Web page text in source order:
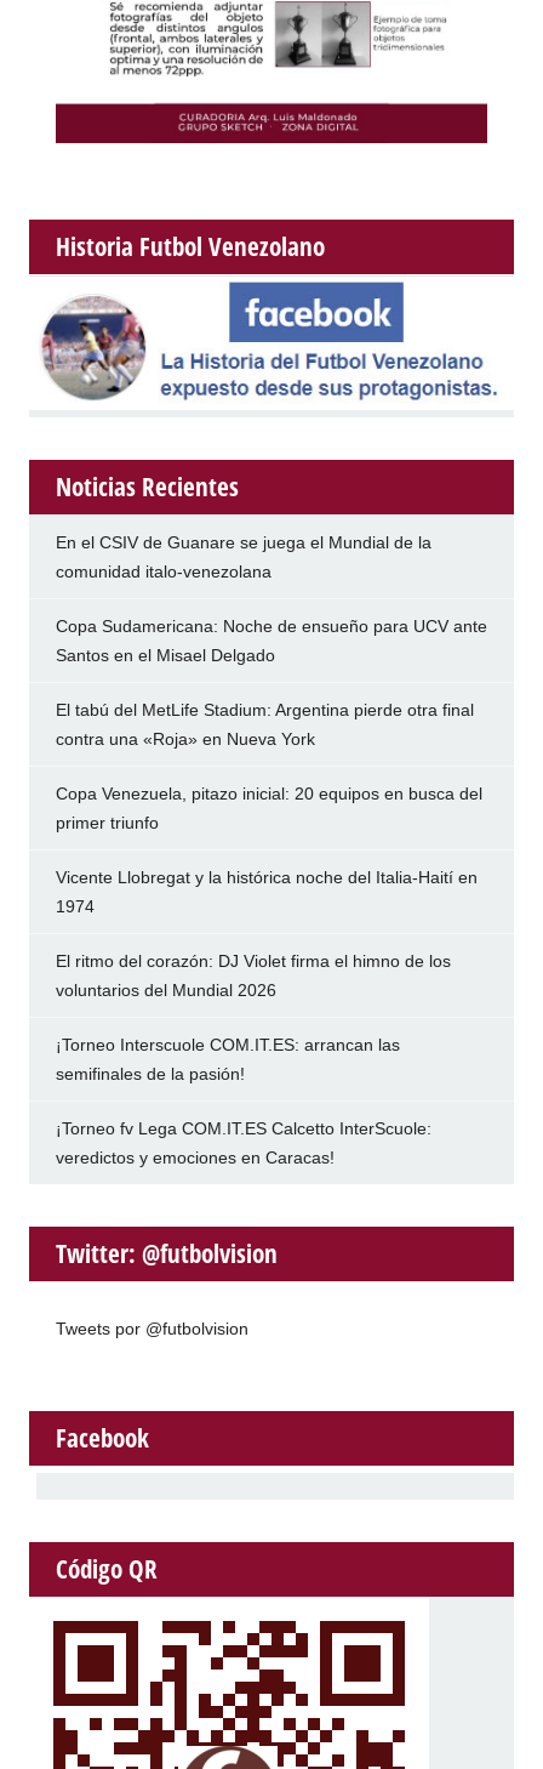
Historia Futbol Venezolano
Noticias Recientes
En el CSIV de Guanare se juega el Mundial de la
comunidad italo-venezolana
Copa Sudamericana: Noche de ensueño para UCV ante
Santos en el Misael Delgado
El tabú del MetLife Stadium: Argentina pierde otra final
contra una «Roja» en Nueva York
Copa Venezuela, pitazo inicial: 20 equipos en busca del
primer triunfo
Vicente Llobregat y la histórica noche del Italia-Haití en
1974
El ritmo del corazón: DJ Violet firma el himno de los
voluntarios del Mundial 2026
¡Torneo Interscuole COM.IT.ES: arrancan las
semifinales de la pasión!
¡Torneo fv Lega COM.IT.ES Calcetto InterScuole:
veredictos y emociones en Caracas!
Twitter: @futbolvision
Tweets por @futbolvision
Facebook
Código QR